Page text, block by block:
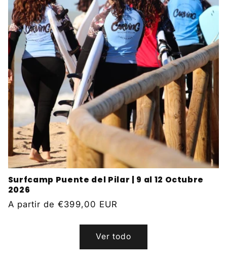
Surfcamp Puente del Pilar | 9 al 12 Octubre
2026
Precio
A partir de€399,00 EUR
Ver todo